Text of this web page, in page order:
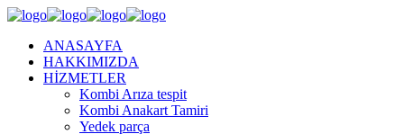
ANASAYFA
HAKKIMIZDA
HİZMETLER
Kombi Arıza tespit
Kombi Anakart Tamiri
Yedek parça